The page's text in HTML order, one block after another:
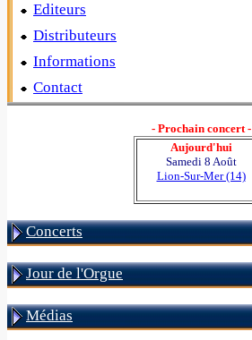
Editeurs
Distributeurs
Informations
Contact
- Prochain concert -
Aujourd'hui
Samedi 8 Août
Lion-Sur-Mer (14)
Concerts
Jour de l'Orgue
Médias